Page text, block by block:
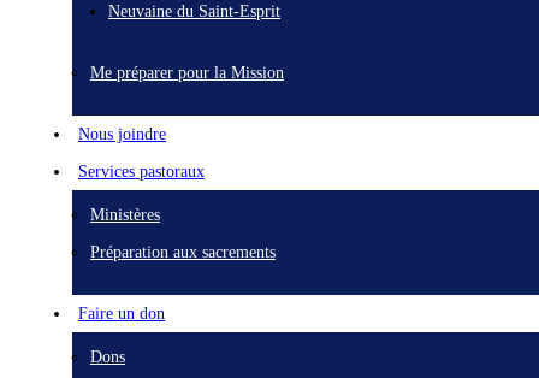
Neuvaine du Saint-Esprit
Me préparer pour la Mission
Nous joindre
Services pastoraux
Ministères
Préparation aux sacrements
Faire un don
Dons